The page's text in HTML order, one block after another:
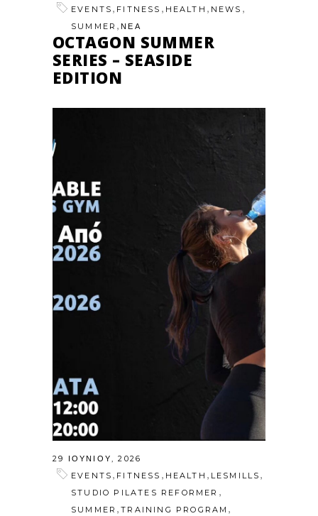
EVENTS , FITNESS , HEALTH , NEWS ,
SUMMER ,ΝΕΑ
OCTAGON SUMMER
SERIES – SEASIDE
EDITION
29 ΙΟΥΝΊΟΥ, 2026
EVENTS , FITNESS , HEALTH , LESMILLS ,
STUDIO PILATES REFORMER ,
SUMMER ,TRAINING PROGRAM ,